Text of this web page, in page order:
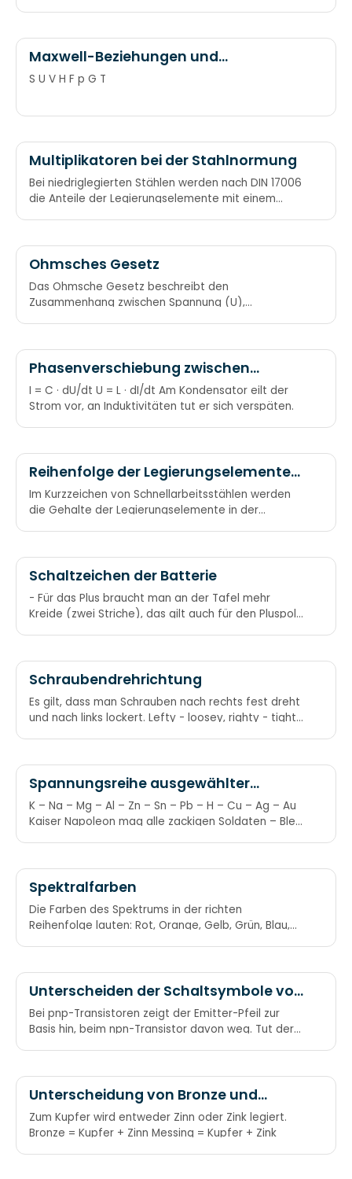
zu dicht – zum Lot sich bricht.
Maxwell-Beziehungen und
charakteristische Funktionen nach
Guggenheim-Schemata
S U V H F p G T
Multiplikatoren bei der Stahlnormung
Bei niedriglegierten Stählen werden nach DIN 17006
die Anteile der Legierungselemente mit einem
100: C, Ce, N, P, S Man Sieht Nie 4 Weiße CroCodile
Ohmsches Gesetz
Das Ohmsche Gesetz beschreibt den
Zusammenhang zwischen Spannung (U),
Phasenverschiebung zwischen
Stromstärke (I) und Spannung (U) an
Kapazität (C) bzw. Induktivität (L)
I = C · dU/dt U = L · dI/dt Am Kondensator eilt der
Strom vor, an Induktivitäten tut er sich verspäten.
Reihenfolge der Legierungselemente
bei Schnellarbeitsstählen
Im Kurzzeichen von Schnellarbeitsstählen werden
die Gehalte der Legierungselemente in der
Moechte Viel Cola
Schaltzeichen der Batterie
- Für das Plus braucht man an der Tafel mehr
Kreide (zwei Striche), das gilt auch für den Pluspol
Schraubendrehrichtung
Es gilt, dass man Schrauben nach rechts fest dreht
und nach links lockert. Lefty - loosey, righty - tight.
Spannungsreihe ausgewählter
Elemente
K – Na – Mg – Al – Zn – Sn – Pb – H – Cu – Ag – Au
Kaiser Napoleon mag alle zackigen Soldaten – Blei
Spektralfarben
Die Farben des Spektrums in der richten
Reihenfolge lauten: Rot, Orange, Gelb, Grün, Blau,
Battle In Vain. Roy G. Biv
Unterscheiden der Schaltsymbole von
pnp- und npn-Transistoren
Bei pnp-Transistoren zeigt der Emitter-Pfeil zur
Basis hin, beim npn-Transistor davon weg. Tut der
Unterscheidung von Bronze und
Messing
Zum Kupfer wird entweder Zinn oder Zink legiert.
Bronze = Kupfer + Zinn Messing = Kupfer + Zink